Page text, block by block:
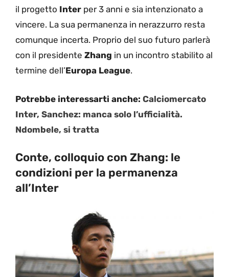
il progetto Inter per 3 anni e sia intenzionato a
vincere. La sua permanenza in nerazzurro resta
comunque incerta. Proprio del suo futuro parlerà
con il presidente Zhang in un incontro stabilito al
termine dell’Europa League.
Potrebbe interessarti anche: Calciomercato
Inter, Sanchez: manca solo l’ufficialità.
Ndombele, si tratta
Conte, colloquio con Zhang: le
condizioni per la permanenza
all’Inter